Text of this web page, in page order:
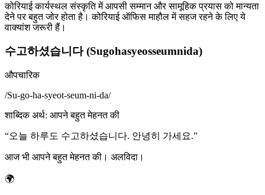
कोरियाई कार्यस्थल संस्कृति में आपसी सम्मान और सामूहिक प्रयास को मान्यता
देने पर बहुत जोर होता है। कोरियाई ऑफिस माहौल में सहज रहने के लिए ये
वाक्यांश जरूरी हैं।
수고하셨습니다 (Sugohasyeosseumnida)
औपचारिक
/Su-go-ha-syeot-seum-ni-da/
शाब्दिक अर्थ: आपने बहुत मेहनत की
“오늘 하루도 수고하셨습니다. 안녕히 가세요.”
आज भी आपने बहुत मेहनत की। अलविदा।
🌍